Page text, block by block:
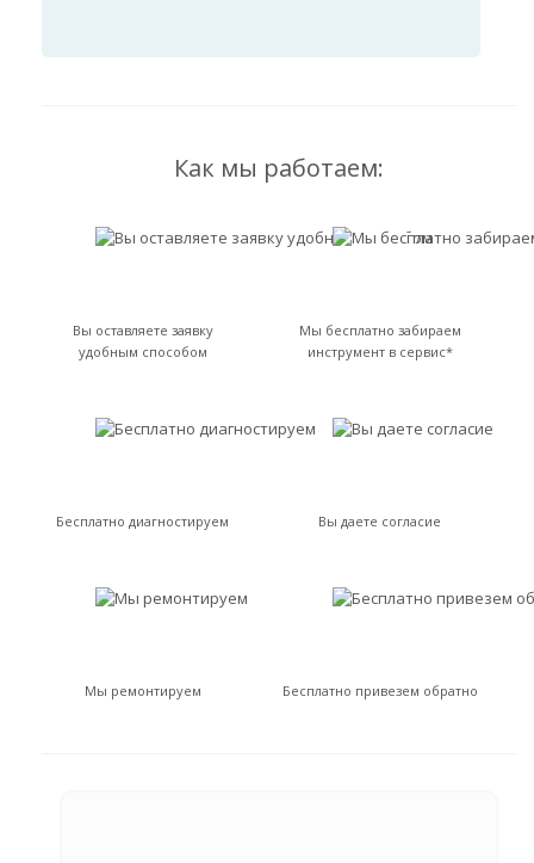
Как мы работаем:
Вы оставляете заявку
удобным способом
Мы бесплатно забираем
инструмент в сервис*
Бесплатно диагностируем Вы даете согласие
Мы ремонтируем Бесплатно привезем обратно